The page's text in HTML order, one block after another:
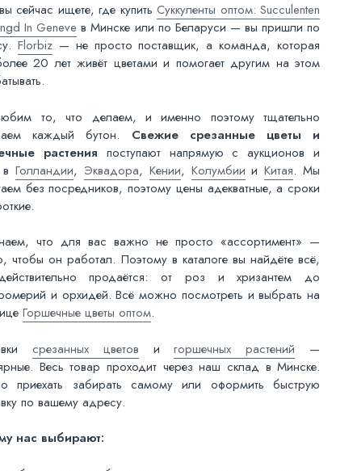
сейчас ищете, где купитьСуккуленты оптом: Succulenten
In Geneve в Минске или по Беларуси — вы пришли по
Florbiz— не просто поставщик, а команда, которая
20 лет живёт цветами и помогает другим на этом
то, что делаем, и именно поэтому тщательно
каждый бутон. Свежие срезанные цветы и
растения поступают напрямую с аукционов и
Голландии, Эквадора, Кении, Колумбии иКитая. Мы
без посредников, поэтому цены адекватные, а сроки
что для вас важно не просто «ассортимент» —
чтобы он работал. Поэтому в каталоге вы найдёте всё,
продаётся: от роз и хризантем до
и орхидей. Всё можно посмотреть и выбрать на
Горшечные цветы оптом.
срезанных цветов игоршечных растений —
Весь товар проходит через наш склад в Минске.
приехать забирать самому или оформить быструю
по вашему адресу.
нас выбирают: